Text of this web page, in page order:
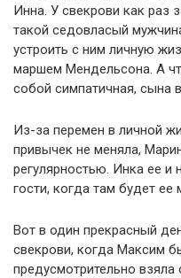
Инна. У свекрови как раз
такой седовласый
устроить с ним личную
маршем Мендельсона. А
собой симпатичная, сына
Из-за перемен в личной
привычек не меняла,
регулярностью. Инка ее и
гости, когда там будет ее
Вот в один прекрасный
свекрови, когда Максим
предусмотрительно